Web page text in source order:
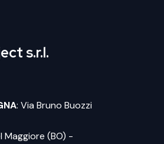
s.r.l.
: Via Bruno Buozzi
Maggiore (BO) -